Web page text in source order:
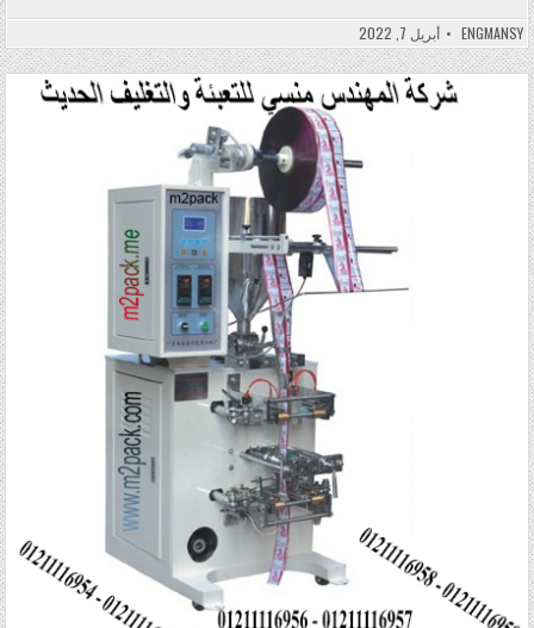
ENGMANSY أبريل 7, 2022